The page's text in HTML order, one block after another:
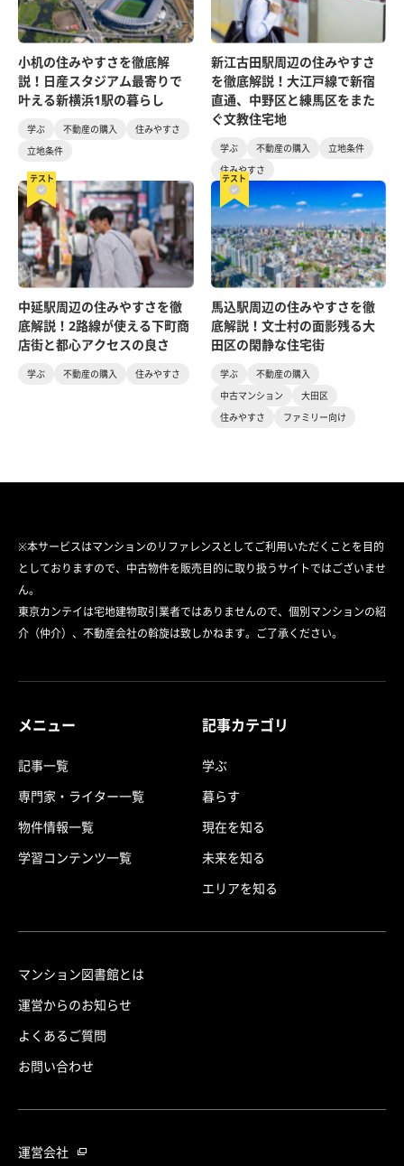
小机の住みやすさを徹底解
説！日産スタジアム最寄りで
叶える新横浜1駅の暮らし
学ぶ 不動産の購入
住みやすさ
立地条件
新江古田駅周辺の住みやすさ
を徹底解説！大江戸線で新宿
直通、中野区と練馬区をまた
ぐ文教住宅地
学ぶ 不動産の購入
立地条件
住みやすさ
テスト
中延駅周辺の住みやすさを徹
底解説！2路線が使える下町商
店街と都心アクセスの良さ
学ぶ 不動産の購入 住みやすさ
テスト
馬込駅周辺の住みやすさを徹
底解説！文士村の面影残る大
田区の閑静な住宅街
学ぶ
不動産の購入
中古マンション
大田区
住みやすさ
ファミリー向け
※本サービスはマンションのリファレンスとしてご利用いただくことを目的
としておりますので、中古物件を販売目的に取り扱うサイトではございませ
ん。
東京カンテイは宅地建物取引業者ではありませんので、個別マンションの紹
介（仲介）、不動産会社の斡旋は致しかねます。ご了承ください。
メニュー
記事一覧
専門家・ライター一覧
物件情報一覧
学習コンテンツ一覧
記事カテゴリ
学ぶ
暮らす
現在を知る
未来を知る
エリアを知る
マンション図書館とは
運営からのお知らせ
よくあるご質問
お問い合わせ
運営会社